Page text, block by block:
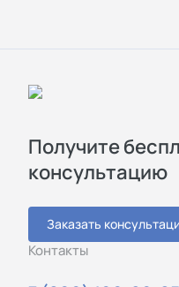
Получите
консультацию
Заказать
Контакты